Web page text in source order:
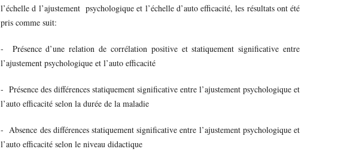
l’échelle d l’ajustement psychologique et l’échelle d’auto efficacité, les résultats ont été
pris comme suit:
- Présence d’une relation de corrélation positive et statiquement significative entre
l’ajustement psychologique et l’auto efficacité
- Présence des différences statiquement significative entre l’ajustement psychologique et
l’auto efficacité selon la durée de la maladie
- Absence des différences statiquement significative entre l’ajustement psychologique et
l’auto efficacité selon le niveau didactique